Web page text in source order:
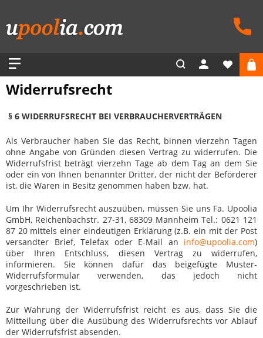
Widerrufsrecht
§ 6 WIDERRUFSRECHT BEI VERBRAUCHERVERTRÄGEN
Als Verbraucher haben Sie das Recht, binnen vierzehn Tagen
ohne Angabe von Gründen diesen Vertrag zu widerrufen. Die
Widerrufsfrist beträgt vierzehn Tage ab dem Tag an dem Sie
oder ein von Ihnen benannter Dritter, der nicht der Beförderer
ist, die Waren in Besitz genommen haben bzw. hat.
Um Ihr Widerrufsrecht auszuüben, müssen Sie uns Fa. Upoolia
GmbH, Reichenbachstr. 27-31, 68309 Mannheim Tel.: 0621 121
87 20 mittels einer eindeutigen Erklärung (z.B. ein mit der Post
versandter Brief, Telefax oder E-Mail an info@upoolia.com)
über Ihren Entschluss, diesen Vertrag zu widerrufen,
informieren. Sie können dafür das beigefügte Muster-
Widerrufsformular verwenden, das jedoch nicht
vorgeschrieben ist.
Zur Wahrung der Widerrufsfrist reicht es aus, dass Sie die
Mitteilung über die Ausübung des Widerrufsrechts vor Ablauf
der Widerrufsfrist absenden.